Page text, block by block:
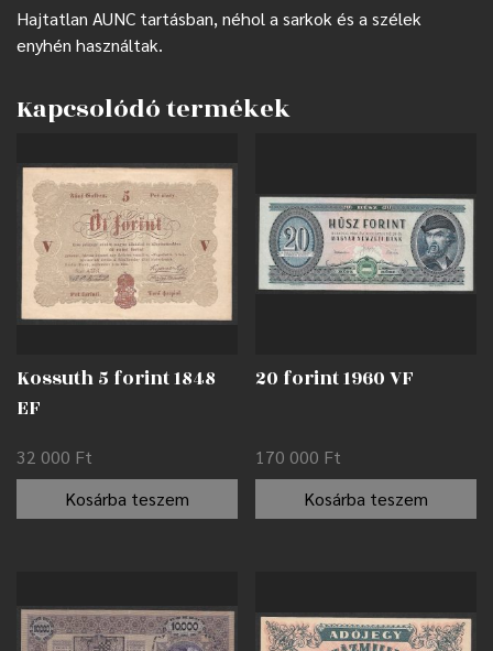
Hajtatlan AUNC tartásban, néhol a sarkok és a szélek
enyhén használtak.
Kapcsolódó termékek
Kossuth 5 forint 1848
EF
32 000 Ft
Kosárba teszem
20 forint 1960 VF
170 000 Ft
Kosárba teszem